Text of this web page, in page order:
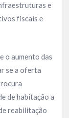
e
fiscais e
o aumento das
se a oferta
de habitação a
reabilitação